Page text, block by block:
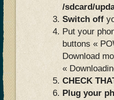
/sdcard/
Switch off
Put your
buttons «
Download
«
CHECK
Plug your